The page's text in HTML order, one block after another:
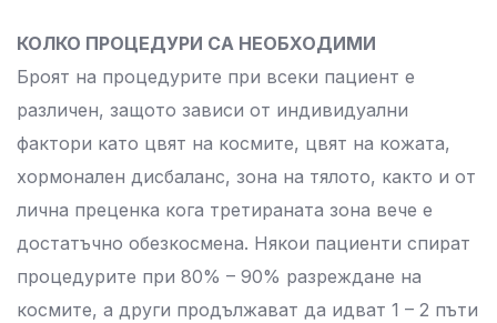
КОЛКО ПРОЦЕДУРИ СА НЕОБХОДИМИ
Броят на процедурите при всеки пациент е
различен, защото зависи от индивидуални
фактори като цвят на космите, цвят на кожата,
хормонален дисбаланс, зона на тялото, както и от
лична преценка кога третираната зона вече е
достатъчно обезкосмена. Някои пациенти спират
процедурите при 80% – 90% разреждане на
космите, а други продължават да идват 1 – 2 пъти